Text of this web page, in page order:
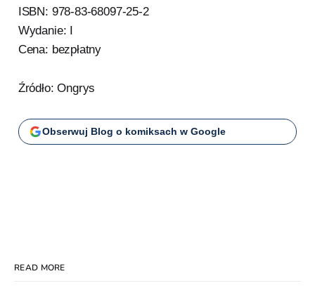
ISBN: 978-83-68097-25-2
Wydanie: I
Cena: bezpłatny
Źródło: Ongrys
Obserwuj Blog o komiksach w Google
READ MORE